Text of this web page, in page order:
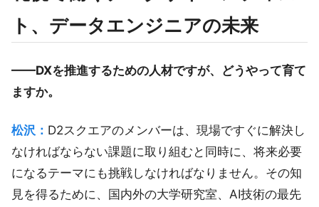
ト、データエンジニアの未来
——DXを推進するための人材ですが、どうやって育て
ますか。
松沢： D2スクエアのメンバーは、現場ですぐに解決し
なければならない課題に取り組むと同時に、将来必要
になるテーマにも挑戦しなければなりません。その知
見を得るために、国内外の大学研究室、AI技術の最先